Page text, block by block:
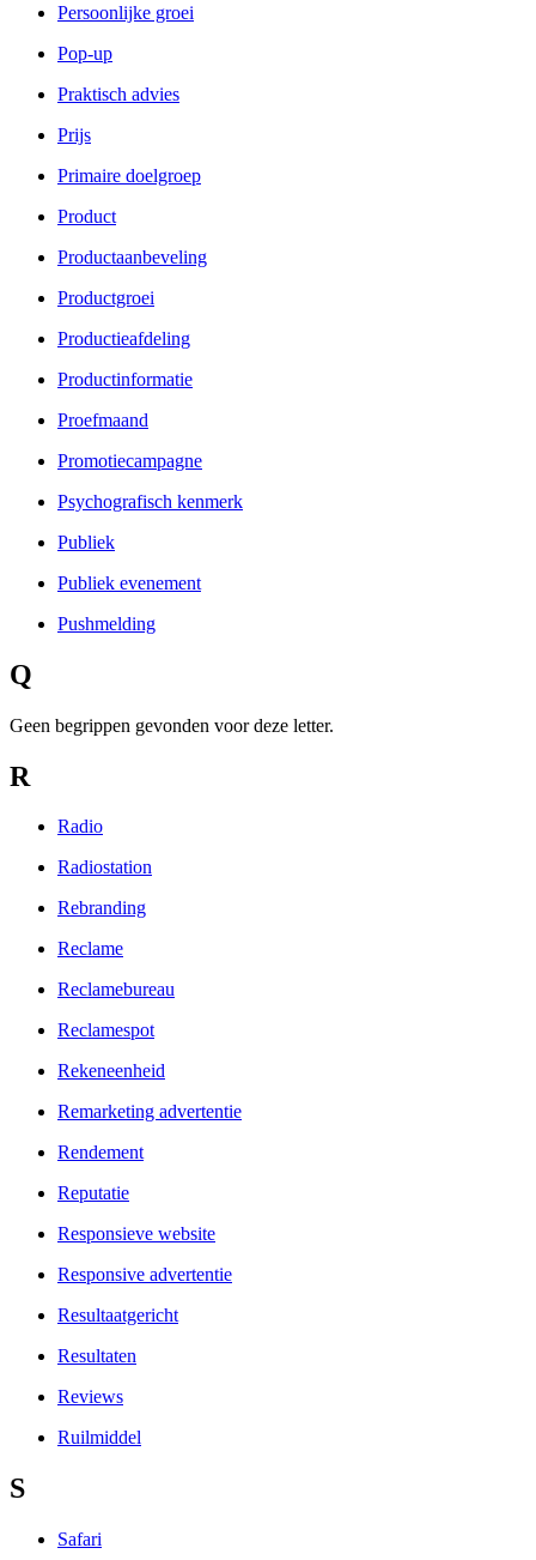
Persoonlijke groei
Pop-up
Praktisch advies
Prijs
Primaire doelgroep
Product
Productaanbeveling
Productgroei
Productieafdeling
Productinformatie
Proefmaand
Promotiecampagne
Psychografisch kenmerk
Publiek
Publiek evenement
Pushmelding
Q
Geen begrippen gevonden voor deze letter.
R
Radio
Radiostation
Rebranding
Reclame
Reclamebureau
Reclamespot
Rekeneenheid
Remarketing advertentie
Rendement
Reputatie
Responsieve website
Responsive advertentie
Resultaatgericht
Resultaten
Reviews
Ruilmiddel
S
Safari